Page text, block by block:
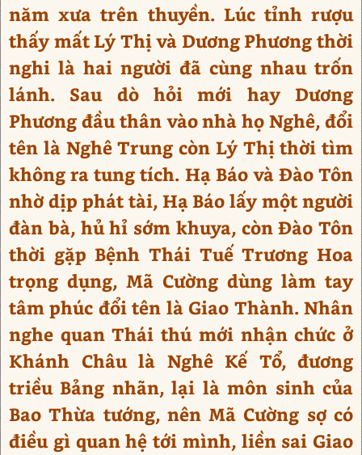
năm xưa trên thuyền. Lúc tỉnh rượu
thấy mất Lý Thị và Dương Phương thời
nghi là hai người đã cùng nhau trốn
lánh. Sau dò hỏi mới hay Dương
Phương đầu thân vào nhà họ Nghê, đổi
tên là Nghê Trung còn Lý Thị thời tìm
không ra tung tích. Hạ Báo và Đào Tôn
nhờ dịp phát tài, Hạ Báo lấy một người
đàn bà, hủ hỉ sớm khuya, còn Đào Tôn
thời gặp Bệnh Thái Tuế Trương Hoa
trọng dụng, Mã Cường dùng làm tay
tâm phúc đổi tên là Giao Thành. Nhân
nghe quan Thái thú mới nhận chức ở
Khánh Châu là Nghê Kế Tổ, đương
triều Bảng nhãn, lại là môn sinh của
Bao Thừa tướng, nên Mã Cường sợ có
điều gì quan hệ tới mình, liền sai Giao